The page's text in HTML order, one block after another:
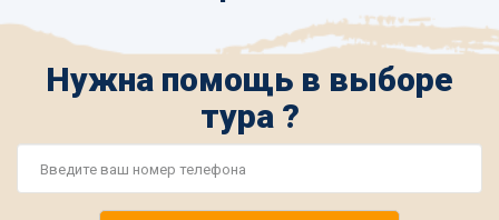
Нужна помощь в выборе
тура ?